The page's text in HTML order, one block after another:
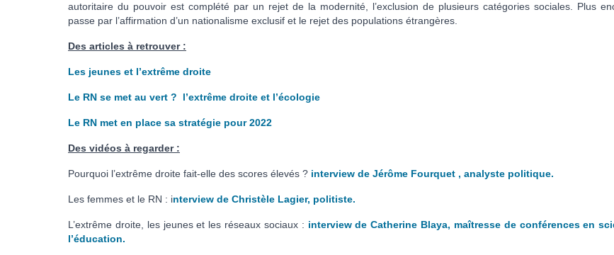
autoritaire du pouvoir est complété par un rejet de la modernité, l’exclusion de plusieurs catégories sociales. Plus
passe par l’affirmation d’un nationalisme exclusif et le rejet des populations étrangères.
Des articles à retrouver :
Les jeunes et l’extrême droite
Le RN se met au vert ? l’extrême droite et l’écologie
Le RN met en place sa stratégie pour 2022
Des vidéos à regarder :
Pourquoi l’extrême droite fait-elle des scores élevés ? interview de Jérôme Fourquet , analyste politique.
Les femmes et le RN : interview de Christèle Lagier, politiste.
L’extrême droite, les jeunes et les réseaux sociaux : interview de Catherine Blaya, maîtresse de conférences en
l’éducation.